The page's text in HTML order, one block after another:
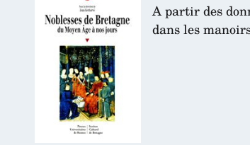
A partir des
dans les